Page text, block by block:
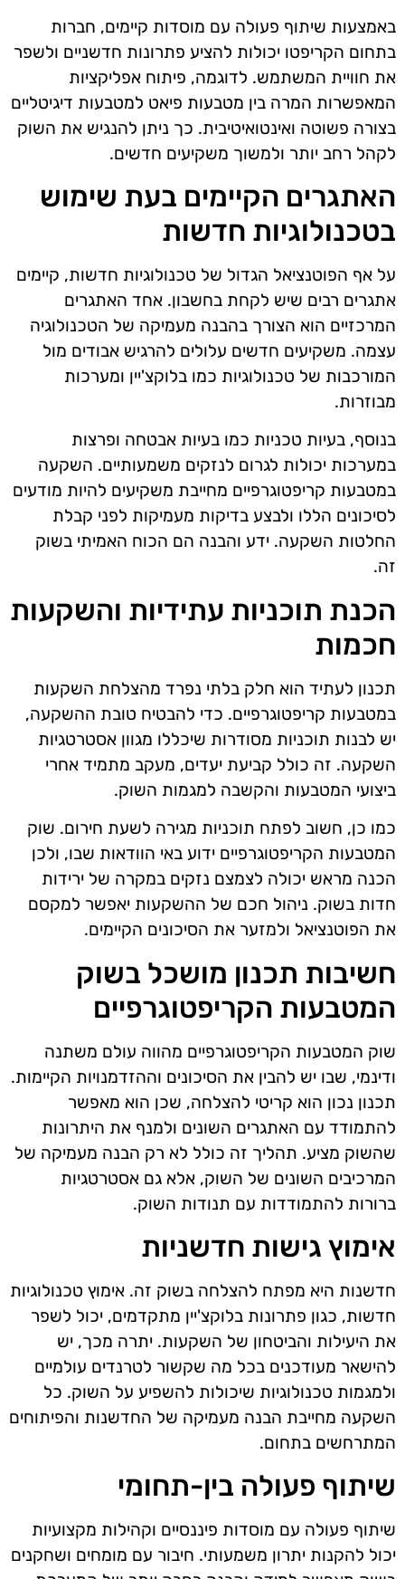
באמצעות שיתוף פעולה עם מוסדות קיימים, חברות
בתחום הקריפטו יכולות להציע פתרונות חדשניים ולשפר
את חוויית המשתמש. לדוגמה, פיתוח אפליקציות
המאפשרות המרה בין מטבעות פיאט למטבעות דיגיטליים
בצורה פשוטה ואינטואיטיבית. כך ניתן להנגיש את השוק
לקהל רחב יותר ולמשוך משקיעים חדשים.
האתגרים הקיימים בעת שימוש
בטכנולוגיות חדשות
על אף הפוטנציאל הגדול של טכנולוגיות חדשות, קיימים
אתגרים רבים שיש לקחת בחשבון. אחד האתגרים
המרכזיים הוא הצורך בהבנה מעמיקה של הטכנולוגיה
עצמה. משקיעים חדשים עלולים להרגיש אבודים מול
המורכבות של טכנולוגיות כמו בלוקצ'יין ומערכות
מבוזרות.
בנוסף, בעיות טכניות כמו בעיות אבטחה ופרצות
במערכות יכולות לגרום לנזקים משמעותיים. השקעה
במטבעות קריפטוגרפיים מחייבת משקיעים להיות מודעים
לסיכונים הללו ולבצע בדיקות מעמיקות לפני קבלת
החלטות השקעה. ידע והבנה הם הכוח האמיתי בשוק
זה.
הכנת תוכניות עתידיות והשקעות
חכמות
תכנון לעתיד הוא חלק בלתי נפרד מהצלחת השקעות
במטבעות קריפטוגרפיים. כדי להבטיח טובת ההשקעה,
יש לבנות תוכניות מסודרות שיכללו מגוון אסטרטגיות
השקעה. זה כולל קביעת יעדים, מעקב מתמיד אחרי
ביצועי המטבעות והקשבה למגמות השוק.
כמו כן, חשוב לפתח תוכניות מגירה לשעת חירום. שוק
המטבעות הקריפטוגרפיים ידוע באי הוודאות שבו, ולכן
הכנה מראש יכולה לצמצם נזקים במקרה של ירידות
חדות בשוק. ניהול חכם של ההשקעות יאפשר למקסם
את הפוטנציאל ולמזער את הסיכונים הקיימים.
חשיבות תכנון מושכל בשוק
המטבעות הקריפטוגרפיים
שוק המטבעות הקריפטוגרפיים מהווה עולם משתנה
ודינמי, שבו יש להבין את הסיכונים וההזדמנויות הקיימות.
תכנון נכון הוא קריטי להצלחה, שכן הוא מאפשר
להתמודד עם האתגרים השונים ולמנף את היתרונות
שהשוק מציע. תהליך זה כולל לא רק הבנה מעמיקה של
המרכיבים השונים של השוק, אלא גם אסטרטגיות
ברורות להתמודדות עם תנודות השוק.
אימוץ גישות חדשניות
חדשנות היא מפתח להצלחה בשוק זה. אימוץ טכנולוגיות
חדשות, כגון פתרונות בלוקצ'יין מתקדמים, יכול לשפר
את היעילות והביטחון של השקעות. יתרה מכך, יש
להישאר מעודכנים בכל מה שקשור לטרנדים עולמיים
ולמגמות טכנולוגיות שיכולות להשפיע על השוק. כל
השקעה מחייבת הבנה מעמיקה של החדשנות והפיתוחים
המתרחשים בתחום.
שיתוף פעולה בין-תחומי
שיתוף פעולה עם מוסדות פיננסיים וקהילות מקצועיות
יכול להקנות יתרון משמעותי. חיבור עם מומחים ושחקנים